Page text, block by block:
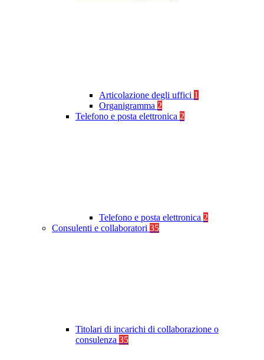
Articolazione degli uffici 1
Organigramma 2
Telefono e posta elettronica 2
Telefono e posta elettronica 2
Consulenti e collaboratori 35
Titolari di incarichi di collaborazione o
consulenza 35